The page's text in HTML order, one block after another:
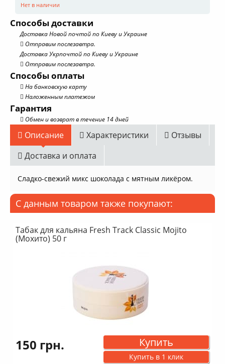
Нет в наличии
Способы доставки
Доставка Новой почтой по Киеву и Украине
Отправим послезавтра.
Доставка Укрпочтой по Киеву и Украине
Отправим послезавтра.
Способы оплаты
На банковскую карту
Наложенным платежом
Гарантия
Обмен и возврат в течение 14 дней
Описание Характеристики
Отзывы
Доставка и оплата
Сладко-свежий микс шоколада с мятным ликёром.
С данным товаром также покупают:
Табак для кальяна Fresh Track Classic Mojito
(Мохито) 50 г
150 грн. Купить
Купить в 1 клик